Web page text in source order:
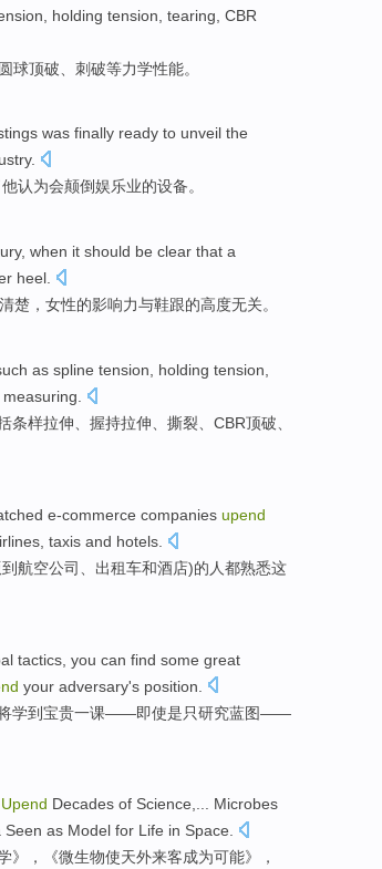
holding tension, tearing CBR
圆球顶破、 刺破等力学性能。
was finally ready to unveil the
他认为会颠倒娱乐业的设备。
, when it should be clear that a
heel
清楚 ， 女性的影响力与鞋跟的高度无关。
as spline tension holding tension,
measuring
条样拉伸 握持拉伸、 撕裂 CBR顶破、
e-commerce companies upend
taxis and hotels.
到航空公司 出租车和酒店)的 人都熟悉这
tactics , you can find some great
your adversary's position
学到宝贵一课——即使是只研究蓝图——
Upend Decades of Science,... Microbes
Seen as Model for Life in Space.
》，《微生物使天外来客成为可能》，